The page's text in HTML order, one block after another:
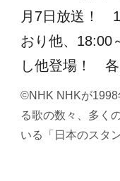
月7日放送！
おり他、18:00
し他登場！ 各
©NHK NHKが1998
る歌の数々、多く
いる「日本のスタ